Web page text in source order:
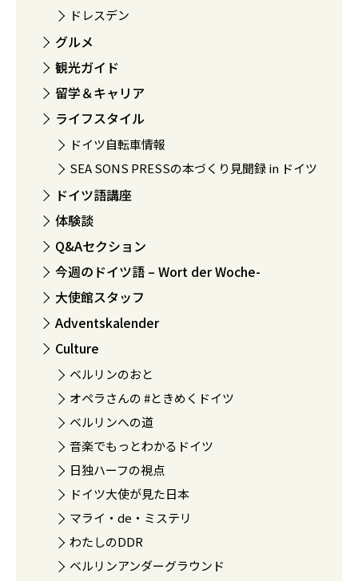
ドレスデン
グルメ
観光ガイド
留学＆キャリア
ライフスタイル
ドイツ自転車情報
SEA SONS PRESSの本づくり見聞録 in ドイツ
ドイツ語講座
体験談
Q&Aセクション
今週のドイツ語 – Wort der Woche-
大使館スタッフ
Adventskalender
Culture
ベルリンのおと
オペラさんの #ときめくドイツ
ベルリンへの道
音楽でもっとわかるドイツ
日独ハーフの視点
ドイツ大使が見た日本
マライ・de・ミステリ
わたしのDDR
ベルリンアンダーグラウンド